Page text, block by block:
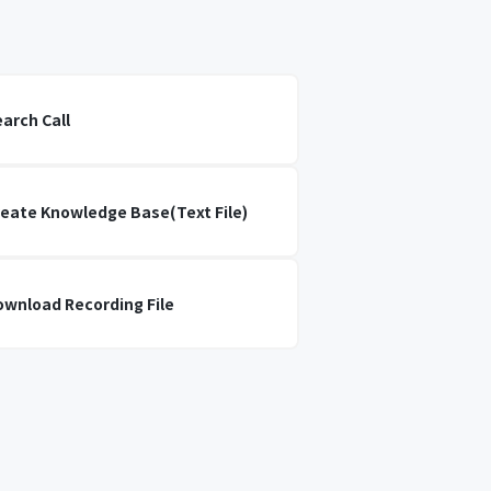
Call
Knowledge Base(Text File)
Recording File